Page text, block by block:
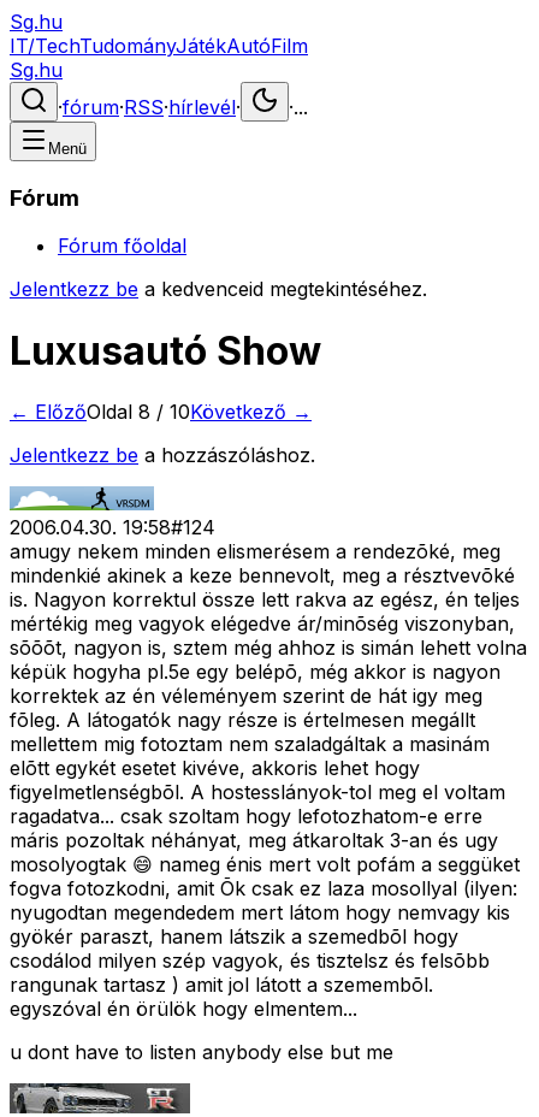
Sg.hu
IT/TechTudományJátékAutóFilm
Sg.hu
·fórum·RSS·hírlevél· ·...
Menü
Fórum
Fórum főoldal
Jelentkezz be a kedvenceid megtekintéséhez.
Luxusautó Show
← ElőzőOldal 8 / 10Következő →
Jelentkezz be a hozzászóláshoz.
2006.04.30. 19:58#124
amugy nekem minden elismerésem a rendezõké, meg
mindenkié akinek a keze bennevolt, meg a résztvevõké
is. Nagyon korrektul össze lett rakva az egész, én teljes
mértékig meg vagyok elégedve ár/minõség viszonyban,
sõõõt, nagyon is, sztem még ahhoz is simán lehett volna
képük hogyha pl.5e egy belépõ, még akkor is nagyon
korrektek az én véleményem szerint de hát igy meg
fõleg. A látogatók nagy része is értelmesen megállt
mellettem mig fotoztam nem szaladgáltak a masinám
elõtt egykét esetet kivéve, akkoris lehet hogy
figyelmetlenségbõl. A hostesslányok-tol meg el voltam
ragadatva... csak szoltam hogy lefotozhatom-e erre
máris pozoltak néhányat, meg átkaroltak 3-an és ugy
mosolyogtak 😄 nameg énis mert volt pofám a seggüket
fogva fotozkodni, amit Õk csak ez laza mosollyal (ilyen:
nyugodtan megendedem mert látom hogy nemvagy kis
gyökér paraszt, hanem látszik a szemedbõl hogy
csodálod milyen szép vagyok, és tisztelsz és felsõbb
rangunak tartasz ) amit jol látott a szemembõl.
egyszóval én örülök hogy elmentem...
u dont have to listen anybody else but me